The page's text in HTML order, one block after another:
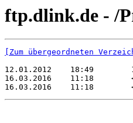
ftp.dlink.de - /
[Zum übergeordneten
12.01.2012    18:49
16.03.2016    11:18
16.03.2016    11:18